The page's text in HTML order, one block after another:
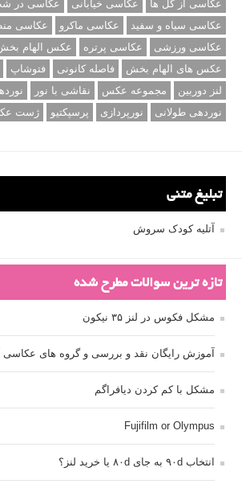
عکاسی از گل ها
عکاسی خیابانی
عکاسی در
عکاسی سیاه و سفید
عکاسی ماکرو
عکاسی
عکاسی ورزشی
عکاسی پرتره
عکس الهام
عکس های الهام بخش
فاصله کانونی فتوشاپ
لنز دوربین
مجموعه عکس نقاشی با نور
نوردهی طولانی
نورپردازی پرسپکتیو ژست
تبلیغ متنی
آتلیه کودک سروش
تازه ترین سوالات مطرح شده
مشکل فکوس در لنز ۳۵ نیکون
آموزش رایگان نقد و بررسی و گروه های عکاسی
مشکل با کم کردن دیافراگم
Fujifilm or Olympus
انتخاب ۹۰d به جای ۸۰d یا خرید لنز؟